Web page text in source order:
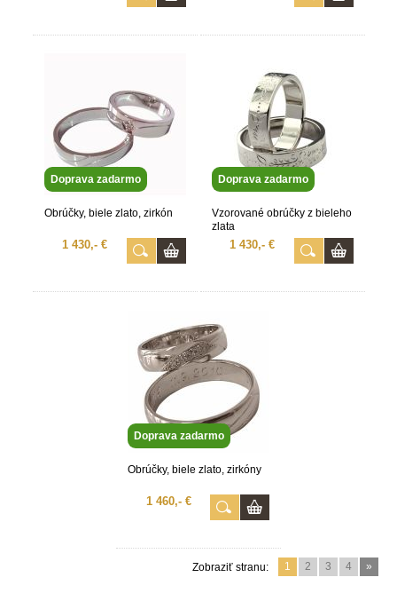
Doprava zadarmo
Obrúčky, biele zlato, zirkón
1 430,- €
Doprava zadarmo
Vzorované obrúčky z bieleho
zlata
1 430,- €
Doprava zadarmo
Obrúčky, biele zlato, zirkóny
1 460,- €
Zobraziť stranu: 1 2 3 4 »